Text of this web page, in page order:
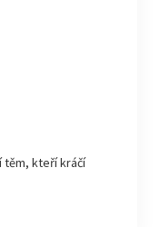
těm, kteří kráčí